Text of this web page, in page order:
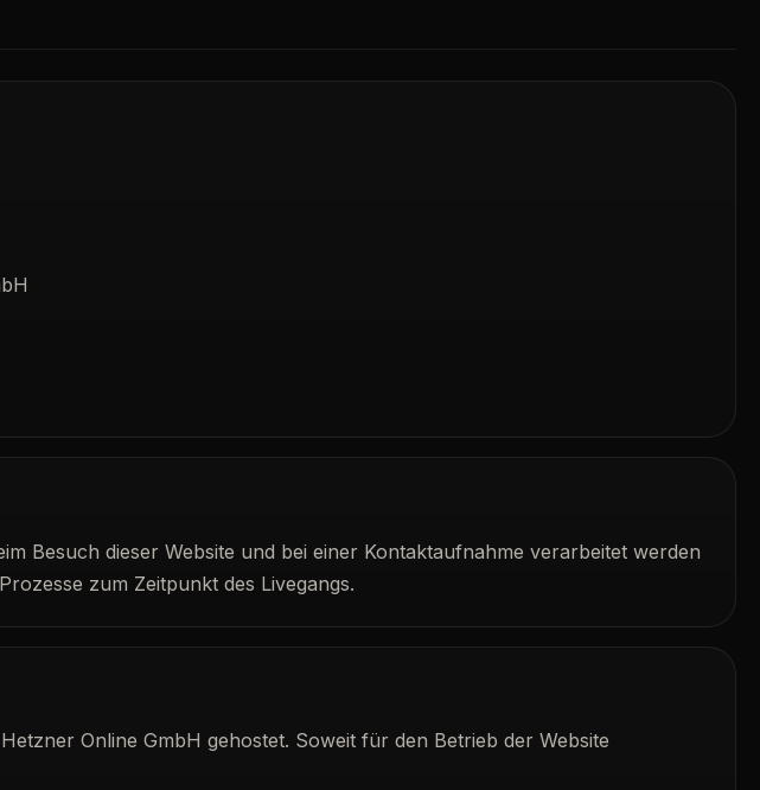
Besuch dieser Website und bei einer Kontaktaufnahme verarbeitet werden
zum Zeitpunkt des Livegangs.
Online GmbH gehostet. Soweit für den Betrieb der Website